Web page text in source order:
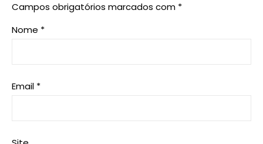
Campos obrigatórios marcados com *
Nome *
Email *